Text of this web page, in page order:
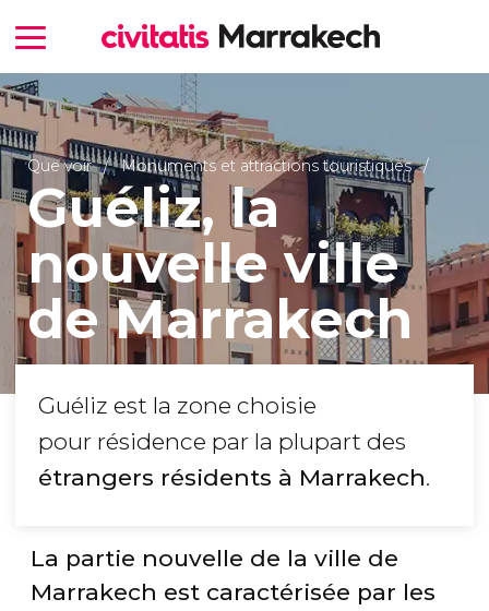
Que voir Monuments et attractions touristiques
Guéliz, la
nouvelle ville
de Marrakech
Guéliz est la zone choisie
pour résidence par la plupart des
étrangers résidents à Marrakech.
La partie nouvelle de la ville de
Marrakech est caractérisée par les